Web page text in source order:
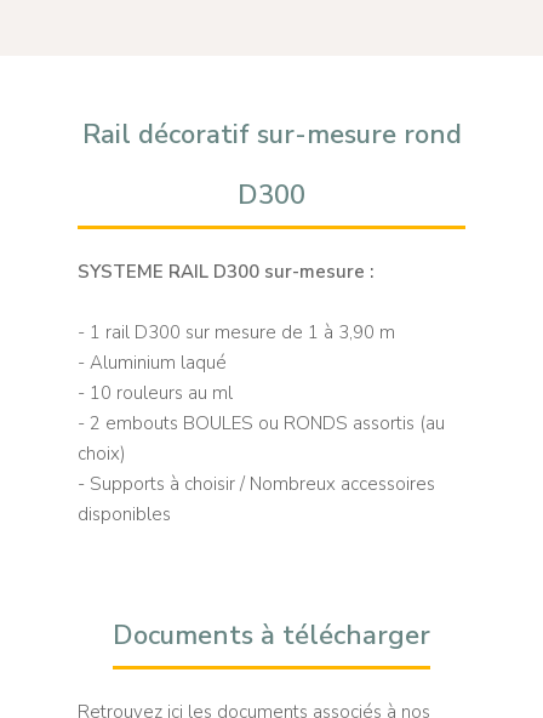
Rail décoratif sur-mesure rond
D300
SYSTEME RAIL D300 sur-mesure :
- 1 rail D300 sur mesure de 1 à 3,90 m
- Aluminium laqué
- 10 rouleurs au ml
- 2 embouts BOULES ou RONDS assortis (au
choix)
- Supports à choisir / Nombreux accessoires
disponibles
Documents à télécharger
Retrouvez ici les documents associés à nos